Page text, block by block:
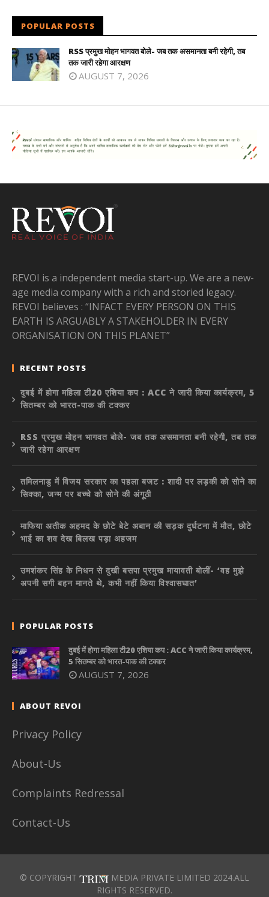
POPULAR POSTS
RSS प्रमुख मोहन भागवत बोले- जब तक असमानता बनी रहेगी, तब
तक जारी रहेगा आरक्षण
AUGUST 7, 2026
REVOI is a independent media start-up. We are a new-
age media company with a rich and storied legacy.
REVOI believes : “INFACT EVERY PERSON ON THIS
EARTH IS ARGUABLY A STAKEHOLDER IN EVERY
ORGANISATION ON THIS PLANET”
RECENT POSTS
दुबई में होगा महिला टी20 एशिया कप : ACC ने जारी किया कार्यक्रम, 5
सितम्बर को भारत-पाक की टक्कर
RSS प्रमुख मोहन भागवत बोले- जब तक असमानता बनी रहेगी, तब तक
जारी रहेगा आरक्षण
तमिलनाडु में विजय सरकार का पहला बजट : शादी पर लड़की को सोने का
सिक्का, जन्म पर बच्चे को सोने की अंगूठी
माफिया अतीक अहमद के छोटे बेटे अबान की सड़क दुर्घटना में मौत, छोटे
भाई का शव देख बिलख पड़ा अहजम
उमशंकर सिंह के निधन से दुखी बसपा प्रमुख मायावती बोलीं- ‘वह मुझे
अपनी सगी बहन मानते थे, कभी नहीं किया विश्वासघात’
POPULAR POSTS
दुबई में होगा महिला टी20 एशिया कप : ACC ने जारी किया कार्यक्रम,
5 सितम्बर को भारत-पाक की टक्कर
AUGUST 7, 2026
ABOUT REVOI
Privacy Policy
About-Us
Complaints Redressal
Contact-Us
© COPYRIGHT
MEDIA PRIVATE LIMITED 2024.ALL
RIGHTS RESERVED.